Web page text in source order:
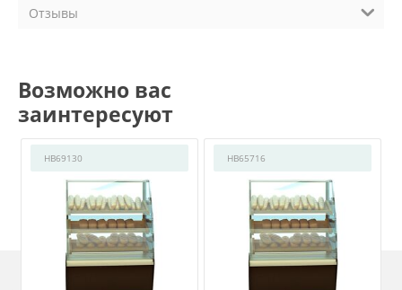
Отзывы
Возможно вас
заинтересуют
HB69130 HB65716